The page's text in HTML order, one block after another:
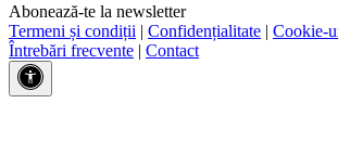
Abonează-te la newsletter
Termeni și condiții | Confidențialitate | Cookie-
Întrebări frecvente | Contact